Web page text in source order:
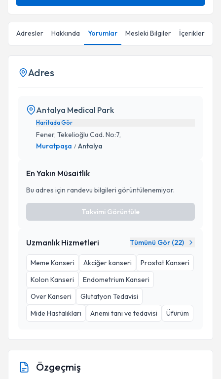
Adresler Hakkında Yorumlar Mesleki Bilgiler İçerikler
Adres
Antalya Medical Park
Haritada Gör
Fener, Tekelioğlu Cad. No:7,
Muratpaşa / Antalya
En Yakın Müsaitlik
Bu adres için randevu bilgileri görüntülenemiyor.
Takvimi Görüntüle
Uzmanlık Hizmetleri Tümünü Gör (22)
Meme Kanseri Akciğer kanseri
Prostat Kanseri
Kolon Kanseri
Endometrium Kanseri
Over Kanseri
Glutatyon Tedavisi
Mide Hastalıkları
Anemi tanı ve tedavisi Üfürüm
Özgeçmiş